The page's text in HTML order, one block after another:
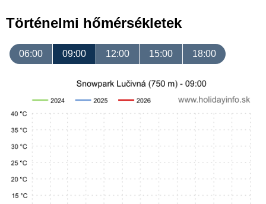
Történelmi hőmérsékletek
06:00 09:00 12:00 15:00 18:00